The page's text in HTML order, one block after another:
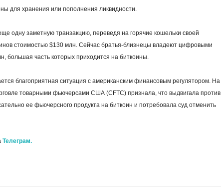
для хранения или пополнения ликвидности.
одну заметную транзакцию, переведя на горячие кошельки своей
стоимостью $130 млн. Сейчас братья-близнецы владеют цифровыми
большая часть которых приходится на биткоины.
благоприятная ситуация с американским финансовым регулятором. На
товарными фьючерсами США (CFTC) признала, что выдвигала против
ее фьючерсного продукта на биткоин и потребовала суд отменить
Телеграм.